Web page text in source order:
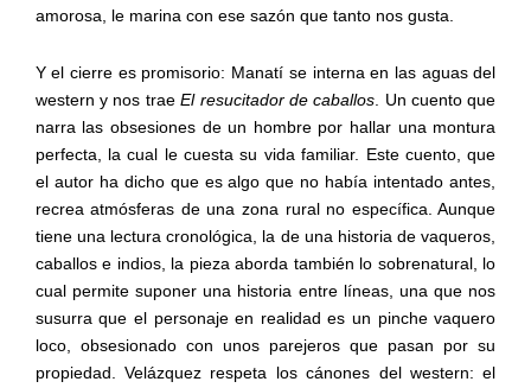
amorosa, le marina con ese sazón que tanto nos gusta.
Y el cierre es promisorio: Manatí se interna en las aguas del
western y nos traeEl resucitador de caballos . Un cuento que
narra las obsesiones de un hombre por hallar una montura
perfecta, la cual le cuesta su vida familiar. Este cuento, que
el autor ha dicho que es algo que no había intentado antes,
recrea atmósferas de una zona rural no específica. Aunque
tiene una lectura cronológica, la de una historia de vaqueros,
caballos e indios, la pieza aborda también lo sobrenatural, lo
cual permite suponer una historia entre líneas, una que nos
susurra que el personaje en realidad es un pinche vaquero
loco, obsesionado con unos parejeros que pasan por su
propiedad. Velázquez respeta los cánones del western: el